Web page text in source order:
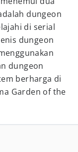
dungeon
di serial
dungeon
dungeon
berharga di
Garden of the